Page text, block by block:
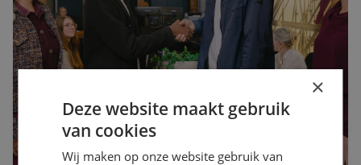
×
Deze website maakt gebruik
van cookies
Wij maken op onze website gebruik van